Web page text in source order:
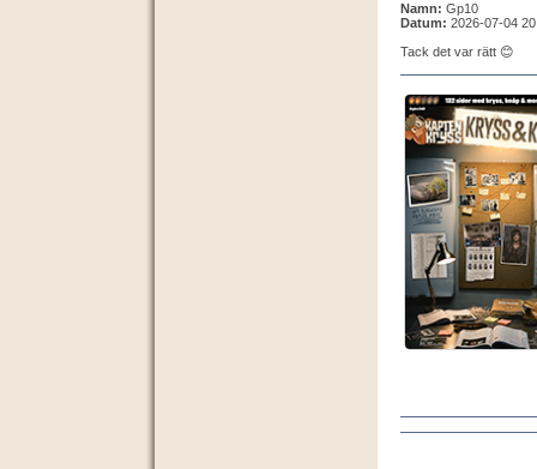
Namn: Gp10
Datum: 2026-07-04
Tack det var rätt 😊